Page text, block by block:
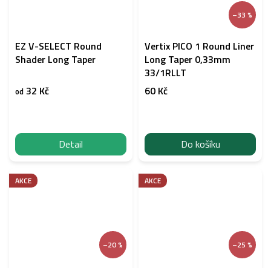
EZ V-SELECT Round
Shader Long Taper
od 32 Kč
Detail
–33 %
Vertix PICO 1 Round Liner
Long Taper 0,33mm
33/1RLLT
60 Kč
Do košíku
AKCE
–20 %
AKCE
–25 %